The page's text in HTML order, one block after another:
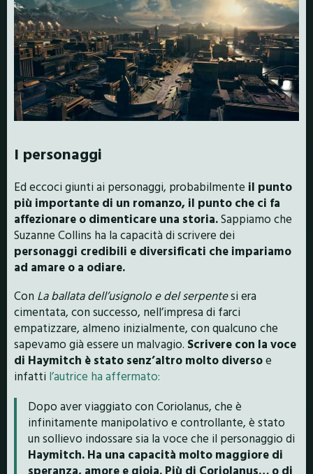
I personaggi
Ed eccoci giunti ai personaggi, probabilmente il punto
più importante di un romanzo, il punto che ci fa
affezionare o dimenticare una storia.Sappiamo che
Suzanne Collins ha la capacità di scrivere dei
personaggi credibili e diversificati che impariamo
ad amare o a odiare.
Con La ballata dell’usignolo e del serpentesi era
cimentata, con successo, nell’impresa di farci
empatizzare, almeno inizialmente, con qualcuno che
sapevamo già essere un malvagio. Scrivere con la voce
di Haymitch è stato senz’altro molto diversoe
infatti l’autrice ha affermato:
Dopo aver viaggiato con Coriolanus, che è
infinitamente manipolativo e controllante, è stato
un sollievo indossare sia la voce che il personaggio di
Haymitch. Ha una capacità molto maggiore di
speranza, amore e gioia. Più di Coriolanus… o di